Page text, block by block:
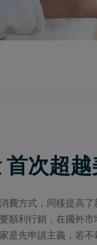
次超
方式，同樣提高了
順利行銷，在國外
是先申請主義，若